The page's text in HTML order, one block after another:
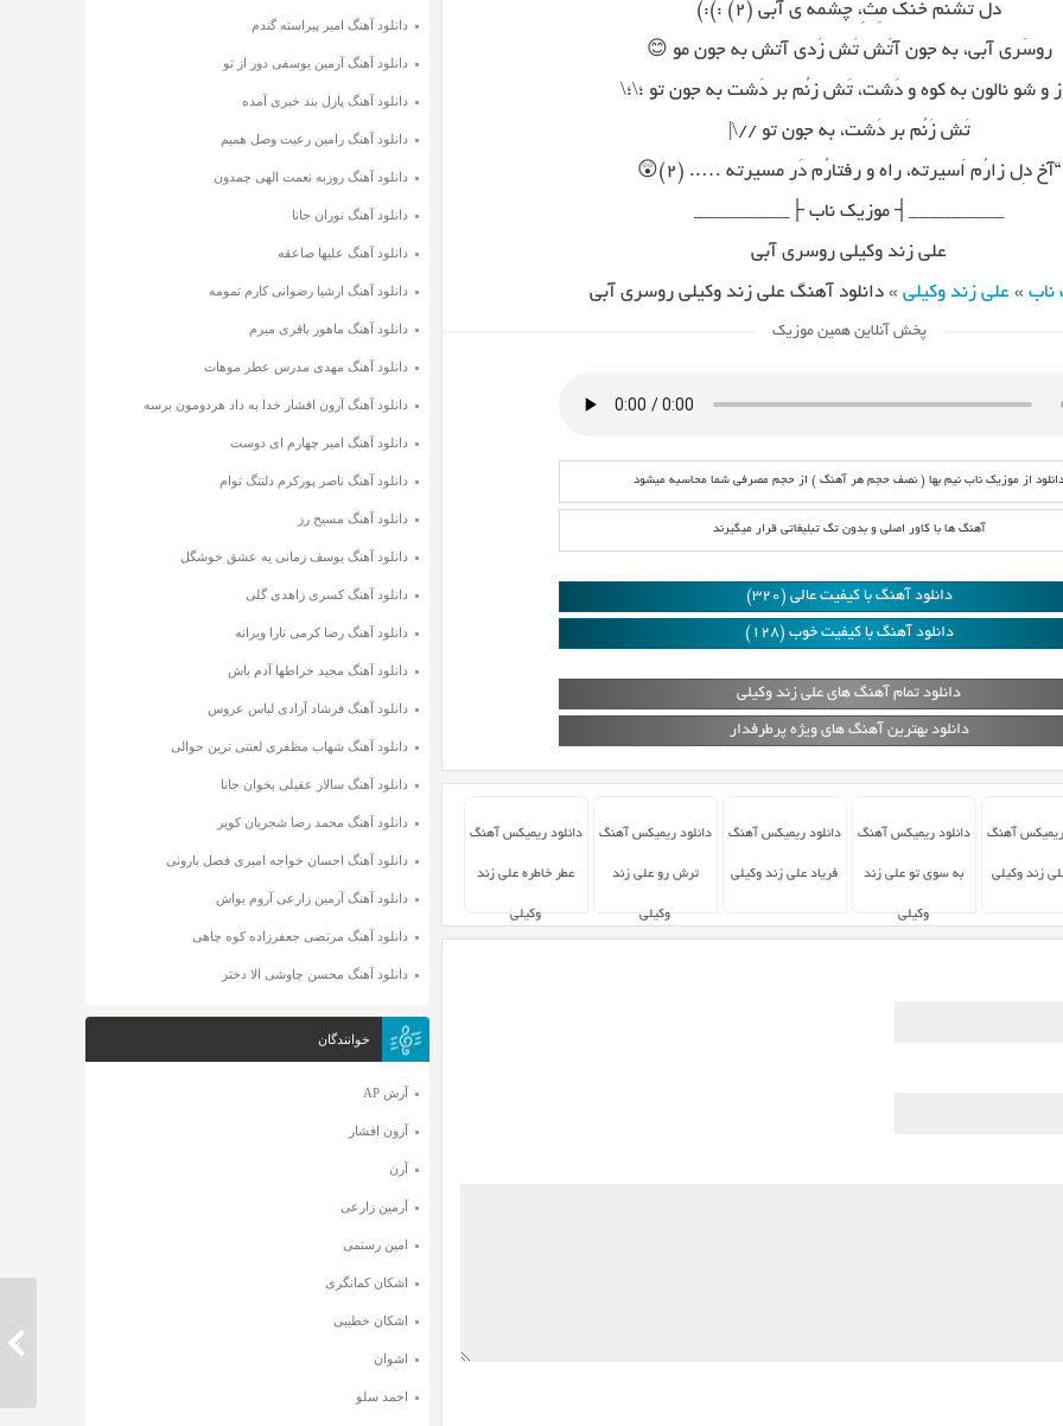
دل تَشنم خُنک مِثِ، چشمه ی آبی (۲) :):)
روسَری آبی، به جون آتَش تَش زَدی آتش به جون مو 😊
و شو نالون به کوه و دَشت، تَش زنُم بر دَشت به جون تو ؛\؛\
تَش زَنُم بر دَشت، به جون تو //\|
“آخ دِل زارُم اَسیرته، راه و رفتارُم دَر مسیرته ….. (۲)😲
_________┤ موزیک ناب ├_________
علی زند وکیلی روسری آبی
ناب »علی زند وکیلی »دانلود آهنگ علی زند وکیلی روسری آبی
پخش آنلاین همین موزیک
دانلود از موزیک ناب نیم بها ( نصف حجم هر آهنگ ) از حجم مصرفی شما محاسبه میشود
آهنگ ها با کاور اصلی و بدون تگ تبلیغاتی قرار میگیرند
دانلود آهنگ با کیفیت عالی (320)
دانلود آهنگ با کیفیت خوب (128)
دانلود تمام آهنگ های علی زند وکیلی
دانلود بهترین آهنگ های ویژه پرطرفدار
ریمیکس آهنگ
زند وکیلی
دانلود ریمیکس آهنگ
به سوی تو علی زند
وکیلی
دانلود ریمیکس آهنگ
فریاد علی زند وکیلی
دانلود ریمیکس آهنگ
ترش رو علی زند
وکیلی
دانلود ریمیکس آهنگ
عطر خاطره علی زند
وکیلی
دانلود آهنگ امیر پیراسته گندم
دانلود آهنگ آرمین یوسفی دور از تو
دانلود آهنگ پازل بند خبری آمده
دانلود آهنگ رامین رعیت وصل همیم
دانلود آهنگ روزبه نعمت الهی چمدون
دانلود آهنگ نوران جانا
دانلود آهنگ علیها صاعقه
دانلود آهنگ ارشیا رضوانی کارم تمومه
دانلود آهنگ ماهور باقری میرم
دانلود آهنگ مهدی مدرس عطر موهات
دانلود آهنگ آرون افشار خدا به داد هردومون برسه
دانلود آهنگ امیر چهارم ای دوست
دانلود آهنگ ناصر پورکرم دلتنگ توام
دانلود آهنگ مسیح رز
دانلود آهنگ یوسف زمانی یه عشق خوشگل
دانلود آهنگ کسری زاهدی گلی
دانلود آهنگ رضا کرمی تارا ویرانه
دانلود آهنگ مجید خراطها آدم باش
دانلود آهنگ فرشاد آزادی لباس عروس
دانلود آهنگ شهاب مظفری لعنتی ترین حوالی
دانلود آهنگ سالار عقیلی بخوان جانا
دانلود آهنگ محمد رضا شجریان کویر
دانلود آهنگ احسان خواجه امیری فصل بارونی
دانلود آهنگ آرمین زارعی آروم یواش
دانلود آهنگ مرتضی جعفرزاده کوه چاهی
دانلود آهنگ محسن چاوشی الا دختر
خوانندگان
آرش AP
آرون افشار
آرن
آرمین زارعی
امین رستمی
اشکان کمانگری
اشکان خطیبی
اشوان
احمد سلو